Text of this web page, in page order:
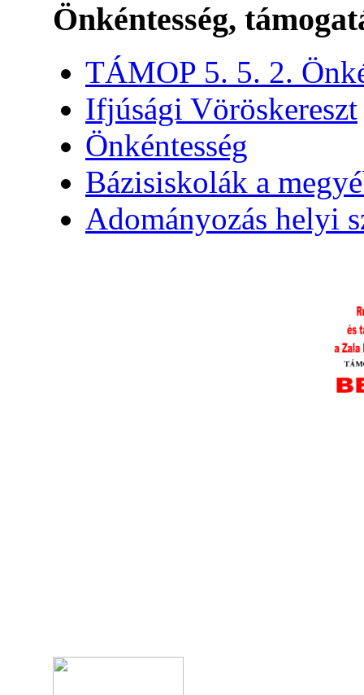
Önkéntesség,
TÁMOP 5. 5. 2.
Ifjúsági Vöröskereszt
Önkéntesség
Bázisiskolák a
Adományozás helyi